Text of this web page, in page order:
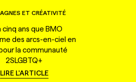
ET CRÉATIVITÉ
cinq ans que BMO
des arcs-en-ciel en
la communauté
2SLGBTQ+
LIRE L'ARTICLE